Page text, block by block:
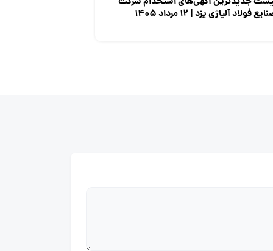
فولاد آلیاژی یزد | ۱۲ مرداد ۱۴۰۵